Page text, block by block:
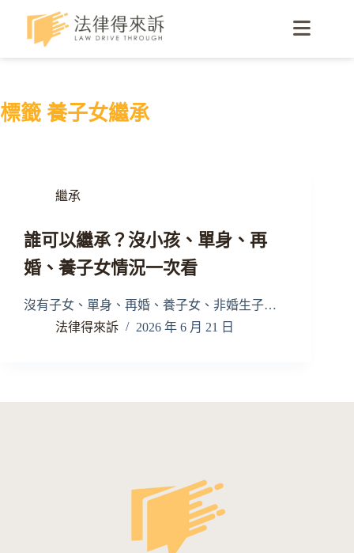
標籤 養子女繼承
繼承
誰可以繼承？沒小孩、單身、再
婚、養子女情況一次看
沒有子女、單身、再婚、養子女、非婚生子…
法律得來訴
2026 年 6 月 21 日